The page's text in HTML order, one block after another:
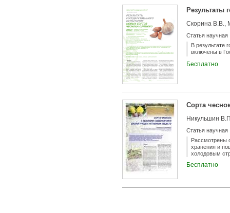
Результаты
Скорина В.В.,
Статья научная
В результате
включены в
Бесплатно
Сорта
Никульшин
Статья научная
Рассмотрены
хранения и
холодовым
ВНИИССОК.
Бесплатно